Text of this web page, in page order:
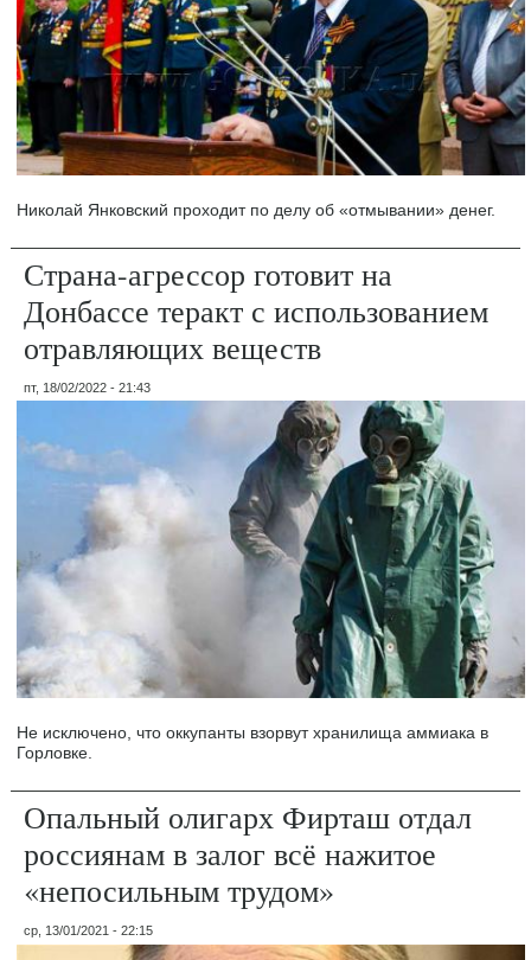
Николай Янковский проходит по делу об «отмывании» денег.
Страна-агрессор готовит на
Донбассе теракт с использованием
отравляющих веществ
пт, 18/02/2022 - 21:43
Не исключено, что оккупанты взорвут хранилища аммиака в
Горловке.
Опальный олигарх Фирташ отдал
россиянам в залог всё нажитое
«непосильным трудом»
ср, 13/01/2021 - 22:15